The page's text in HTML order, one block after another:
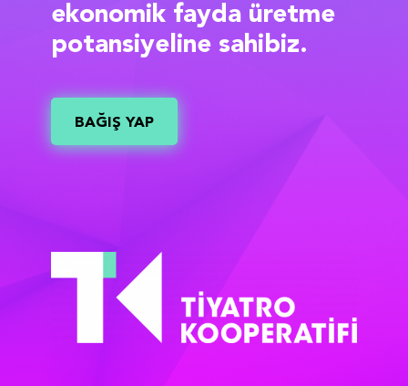
ekonomik fayda üretme
potansiyeline sahibiz.
BAĞIŞ YAP